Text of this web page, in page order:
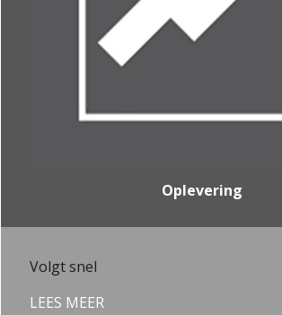
Oplevering
Volgt snel
LEES MEER